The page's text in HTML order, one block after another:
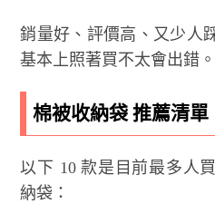
銷量好、評價高、又少人
基本上照著買不太會出錯。
棉被收納袋 推薦清單
以下 10 款是目前最多人
納袋：